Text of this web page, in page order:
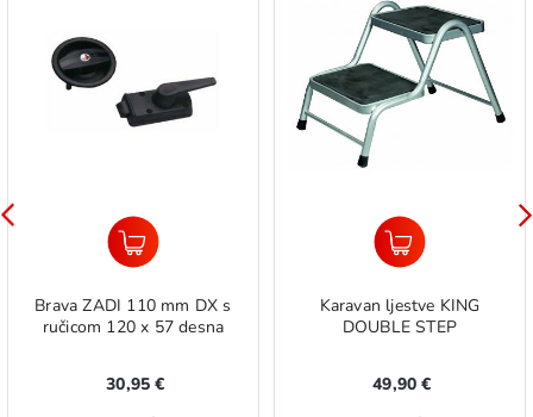
Brava ZADI 110 mm DX s
ručicom 120 x 57 desna
30,95 €
Karavan ljestve KING
DOUBLE STEP
49,90 €